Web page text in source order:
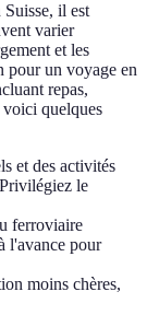
il est
varier
et les
pour un voyage en
repas,
voici quelques
et des activités
le
ferroviaire
l'avance pour
moins chères,